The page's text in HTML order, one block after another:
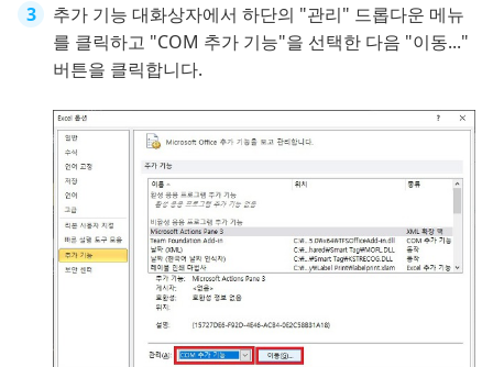
추가 기능 대화상자에서 하단의 "관리" 드롭다운 메뉴
를 클릭하고 "COM 추가 기능"을 선택한 다음 "이동..."
버튼을 클릭합니다.